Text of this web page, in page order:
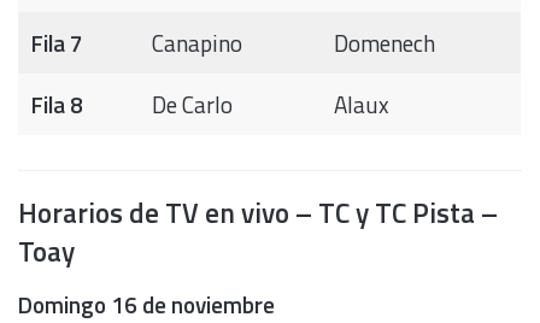
Fila 7
Canapino
Domenech
Fila 8
De Carlo Alaux
Horarios de TV en vivo – TC y TC Pista –
Toay
Domingo 16 de noviembre